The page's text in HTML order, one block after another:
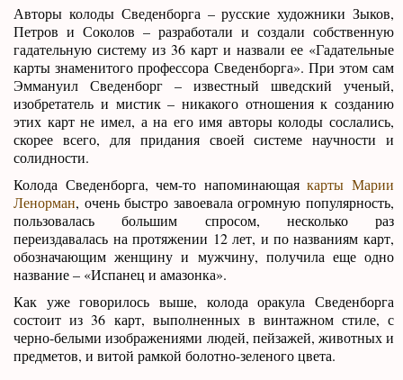
Авторы колоды Сведенборга – русские художники Зыков,
Петров и Соколов – разработали и создали собственную
гадательную систему из 36 карт и назвали ее «Гадательные
карты знаменитого профессора Сведенборга». При этом сам
Эммануил Сведенборг – известный шведский ученый,
изобретатель и мистик – никакого отношения к созданию
этих карт не имел, а на его имя авторы колоды сослались,
скорее всего, для придания своей системе научности и
солидности.
Колода Сведенборга, чем-то напоминающаякарты Марии
Ленорман, очень быстро завоевала огромную популярность,
пользовалась большим спросом, несколько раз
переиздавалась на протяжении 12 лет, и по названиям карт,
обозначающим женщину и мужчину, получила еще одно
название – «Испанец и амазонка».
Как уже говорилось выше, колода оракула Сведенборга
состоит из 36 карт, выполненных в винтажном стиле, с
черно-белыми изображениями людей, пейзажей, животных и
предметов, и витой рамкой болотно-зеленого цвета.